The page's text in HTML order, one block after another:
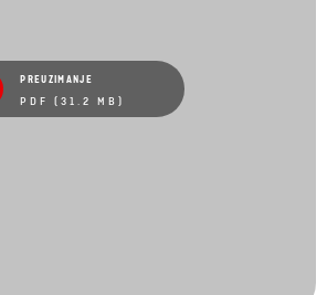
PREUZIMANJE
PDF (31.2 MB)